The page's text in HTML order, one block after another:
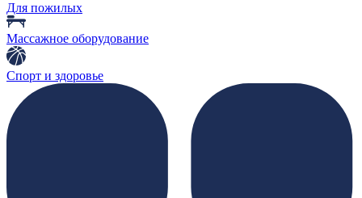
Для пожилых
Массажное оборудование
Спорт и здоровье